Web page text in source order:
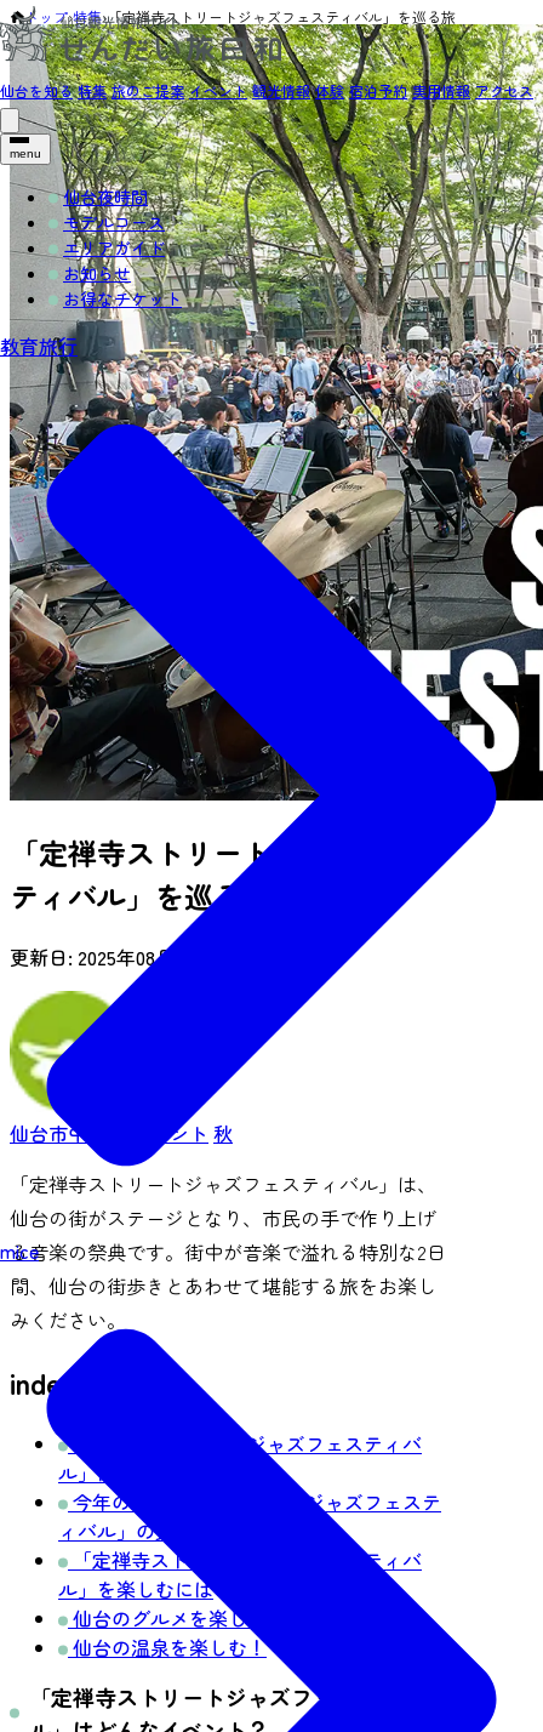
仙台を知る 特集 旅のご提案 イベント 観光情報 体験 宿泊予約 実用情報 アクセス
menu
仙台夜時間
モデルコース
エリアガイド
お知らせ
お得なチケット
教育旅行
mice
トップ›特集›「定禅寺ストリートジャズフェスティバル」を巡る旅
「定禅寺ストリートジャズフェス
ティバル」を巡る旅
更新日: 2025年08月26日(火)
仙台市中心部 イベント 秋
「定禅寺ストリートジャズフェスティバル」は、
仙台の街がステージとなり、市民の手で作り上げ
る音楽の祭典です。街中が音楽で溢れる特別な2日
間、仙台の街歩きとあわせて堪能する旅をお楽し
みください。
index
「定禅寺ストリートジャズフェスティバ
ル」はどんなイベント？
今年の「定禅寺ストリートジャズフェステ
ィバル」の見どころ
「定禅寺ストリートジャズフェスティバ
ル」を楽しむには
仙台のグルメを楽しむ！
仙台の温泉を楽しむ！
「定禅寺ストリートジャズフェスティバ